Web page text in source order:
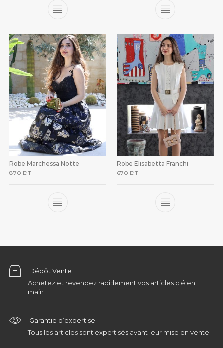
Robe Marchessa Notte
870 DT
Robe Elisabetta Franchi
670 DT
Dépôt Vente
Achetez et revendez rapidement vos articles clé en
main
Garantie d’expertise
Tous les articles sont expertisés avant leur mise en vente